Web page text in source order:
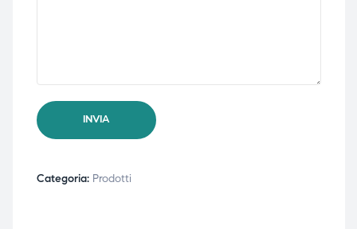
Categoria: Prodotti